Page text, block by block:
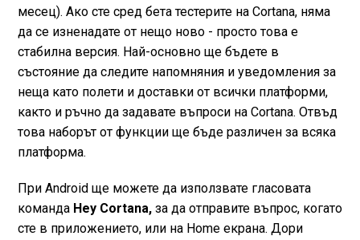
месец). Ако сте сред бета тестерите на Cortana, няма
да се изненадате от нещо ново - просто това е
стабилна версия. Най-основно ще бъдете в
състояние да следите напомняния и уведомления за
неща като полети и доставки от всички платформи,
както и ръчно да задавате въпроси на Cortana. Отвъд
това наборът от функции ще бъдe различен за всяка
платформа.
При Android ще можете да използвате гласовата
команда Hey Cortana, за да отправите въпрос, когато
сте в приложението, или на Home екрана. Дори